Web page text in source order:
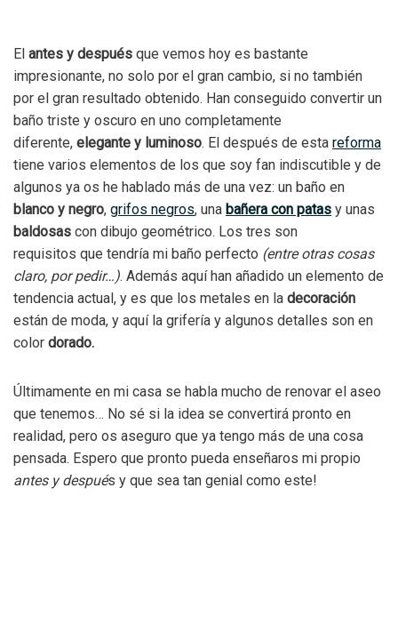
El antes y después que vemos hoy es bastante
impresionante, no solo por el gran cambio, si no también
por el gran resultado obtenido. Han conseguido convertir un
baño triste y oscuro en uno completamente
diferente, elegante y luminoso. El después de esta reforma
tiene varios elementos de los que soy fan indiscutible y de
algunos ya os he hablado más de una vez: un baño en
blanco y negro, grifos negros, una bañera con patas y unas
baldosas con dibujo geométrico. Los tres son
requisitos que tendría mi baño perfecto (entre otras cosas
claro, por pedir…). Además aquí han añadido un elemento de
tendencia actual, y es que los metales en la decoración
están de moda, y aquí la grifería y algunos detalles son en
color dorado.
Últimamente en mi casa se habla mucho de renovar el aseo
que tenemos… No sé si la idea se convertirá pronto en
realidad, pero os aseguro que ya tengo más de una cosa
pensada. Espero que pronto pueda enseñaros mi propio
antes y después y que sea tan genial como este!